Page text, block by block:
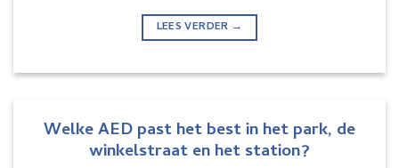
LEES VERDER →
Welke AED past het best in het park, de
winkelstraat en het station?